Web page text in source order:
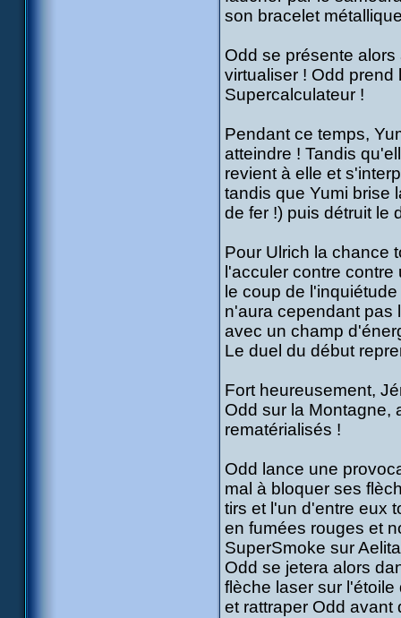
son bracelet
Odd se présente
virtualiser ! Odd
Supercalculateur !
Pendant ce temps,
atteindre ! Tandis
revient à elle et
tandis que Yumi brise
de fer !) puis détruit le
Pour Ulrich la chance
l'acculer contre
le coup de
n'aura cependant pas
avec un champ
Le duel du début
Fort heureusement,
Odd sur la Montagne,
rematérialisés !
Odd lance une
mal à bloquer ses
tirs et l'un d'entre eux
en fumées rouges et
SuperSmoke sur
Odd se jetera alors
flèche laser sur
et rattraper Odd avant